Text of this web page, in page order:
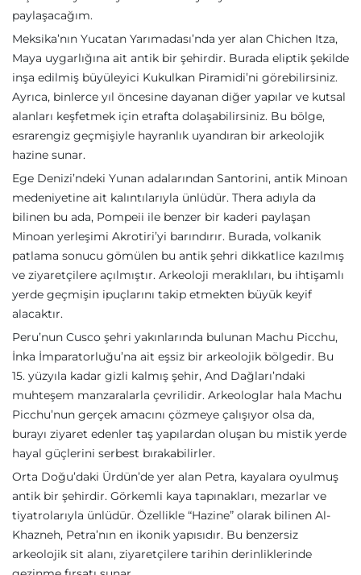
paylaşacağım.
Meksika’nın Yucatan Yarımadası’nda yer alan Chichen Itza,
Maya uygarlığına ait antik bir şehirdir. Burada eliptik şekilde
inşa edilmiş büyüleyici Kukulkan Piramidi’ni görebilirsiniz.
Ayrıca, binlerce yıl öncesine dayanan diğer yapılar ve kutsal
alanları keşfetmek için etrafta dolaşabilirsiniz. Bu bölge,
esrarengiz geçmişiyle hayranlık uyandıran bir arkeolojik
hazine sunar.
Ege Denizi’ndeki Yunan adalarından Santorini, antik Minoan
medeniyetine ait kalıntılarıyla ünlüdür. Thera adıyla da
bilinen bu ada, Pompeii ile benzer bir kaderi paylaşan
Minoan yerleşimi Akrotiri’yi barındırır. Burada, volkanik
patlama sonucu gömülen bu antik şehri dikkatlice kazılmış
ve ziyaretçilere açılmıştır. Arkeoloji meraklıları, bu ihtişamlı
yerde geçmişin ipuçlarını takip etmekten büyük keyif
alacaktır.
Peru’nun Cusco şehri yakınlarında bulunan Machu Picchu,
İnka İmparatorluğu’na ait eşsiz bir arkeolojik bölgedir. Bu
15. yüzyıla kadar gizli kalmış şehir, And Dağları’ndaki
muhteşem manzaralarla çevrilidir. Arkeologlar hala Machu
Picchu’nun gerçek amacını çözmeye çalışıyor olsa da,
burayı ziyaret edenler taş yapılardan oluşan bu mistik yerde
hayal güçlerini serbest bırakabilirler.
Orta Doğu’daki Ürdün’de yer alan Petra, kayalara oyulmuş
antik bir şehirdir. Görkemli kaya tapınakları, mezarlar ve
tiyatrolarıyla ünlüdür. Özellikle “Hazine” olarak bilinen Al-
Khazneh, Petra’nın en ikonik yapısıdır. Bu benzersiz
arkeolojik sit alanı, ziyaretçilere tarihin derinliklerinde